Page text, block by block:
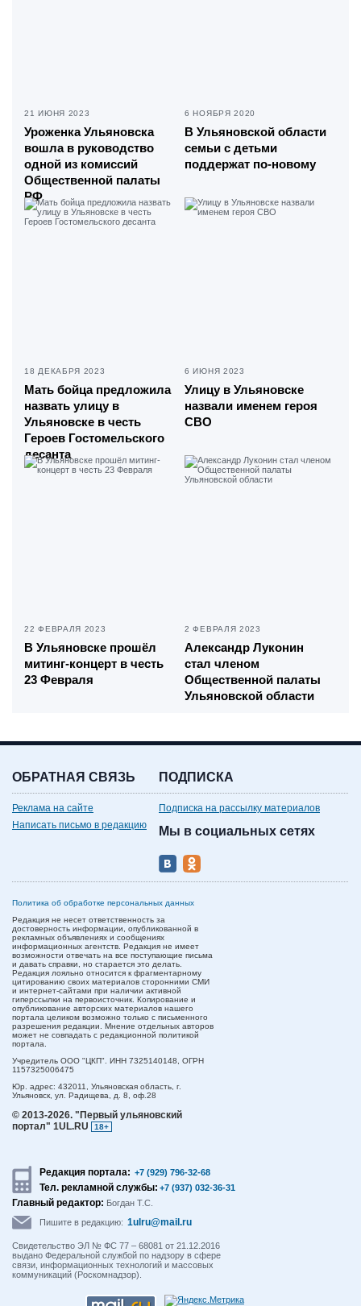
21 ИЮНЯ 2023
Уроженка Ульяновска
вошла в руководство
одной из комиссий
Общественной палаты
РФ
6 НОЯБРЯ 2020
В Ульяновской области
семьи с детьми
поддержат по-новому
18 ДЕКАБРЯ 2023
Мать бойца предложила
назвать улицу в
Ульяновске в честь
Героев Гостомельского
десанта
6 ИЮНЯ 2023
Улицу в Ульяновске
назвали именем героя
СВО
22 ФЕВРАЛЯ 2023
В Ульяновске прошёл
митинг-концерт в честь
23 Февраля
2 ФЕВРАЛЯ 2023
Александр Луконин
стал членом
Общественной палаты
Ульяновской области
ОБРАТНАЯ СВЯЗЬ
Реклама на сайте
Написать письмо в редакцию
ПОДПИСКА
Подписка на рассылку материалов
Мы в социальных сетях
Политика об обработке персональных данных
Редакция не несет ответственность за
достоверность информации, опубликованной в
рекламных объявлениях и сообщениях
информационных агентств. Редакция не имеет
возможности отвечать на все поступающие письма
и давать справки, но старается это делать.
Редакция лояльно относится к фрагментарному
цитированию своих материалов сторонними СМИ
и интернет-сайтами при наличии активной
гиперссылки на первоисточник. Копирование и
опубликование авторских материалов нашего
портала целиком возможно только с письменного
разрешения редакции. Мнение отдельных авторов
может не совпадать с редакционной политикой
портала.
Учредитель ООО "ЦКП". ИНН 7325140148, ОГРН
1157325006475
Юр. адрес: 432011, Ульяновская область, г.
Ульяновск, ул. Радищева, д. 8, оф.28
© 2013-2026. "Первый ульяновский
портал" 1UL.RU
18+
Редакция портала: +7 (929) 796-32-68
Тел. рекламной службы: +7 (937) 032-36-31
Главный редактор: Богдан Т.С.
Пишите в редакцию: 1ulru@mail.ru
Свидетельство ЭЛ № ФС 77 – 68081 от 21.12.2016
выдано Федеральной службой по надзору в сфере
связи, информационных технологий и массовых
коммуникаций (Роскомнадзор).